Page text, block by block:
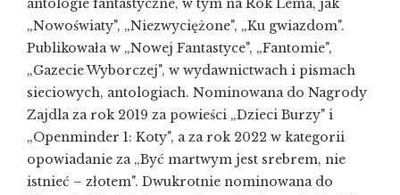
antologie fantastyczne, w tym na Rok Lema, jak
„Nowoświaty", „Niezwyciężone", „Ku gwiazdom".
Publikowała w „Nowej Fantastyce", „Fantomie",
„Gazecie Wyborczej", w wydawnictwach i pismach
sieciowych, antologiach. Nominowana do Nagrody
Zajdla za rok 2019 za powieści „Dzieci Burzy" i
„Openminder 1: Koty", a za rok 2022 w kategorii
opowiadanie za „Być martwym jest srebrem, nie
istnieć – złotem". Dwukrotnie nominowana do